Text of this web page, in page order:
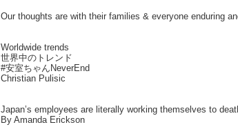
Our thoughts are with their families & everyone enduring
Worldwide trends
世界中のトレンド
#安室ちゃんNeverEnd
Christian Pulisic
Japan’s employees are literally working themselves to
By Amanda Erickson